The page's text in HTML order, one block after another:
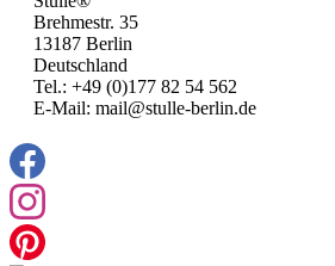
Brehmestr. 35
13187 Berlin
Deutschland
Tel.: +49 (0)177 82 54 562
E-Mail: mail@stulle-berlin.de